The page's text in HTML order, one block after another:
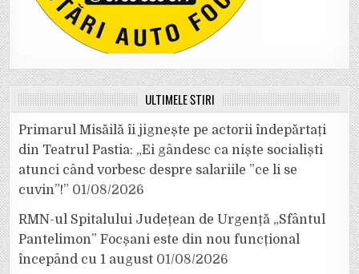
ULTIMELE ȘTIRI
Primarul Misăilă îi jignește pe actorii îndepărtați
din Teatrul Pastia: „Ei gândesc ca niște socialiști
atunci când vorbesc despre salariile ”ce li se
cuvin”!” 01/08/2026
RMN-ul Spitalului Județean de Urgență „Sfântul
Pantelimon” Focșani este din nou funcțional
începând cu 1 august 01/08/2026